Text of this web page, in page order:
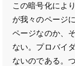
この暗号化によ
が我々のページ
ページなのか、
ない。プロバイ
ないのである。